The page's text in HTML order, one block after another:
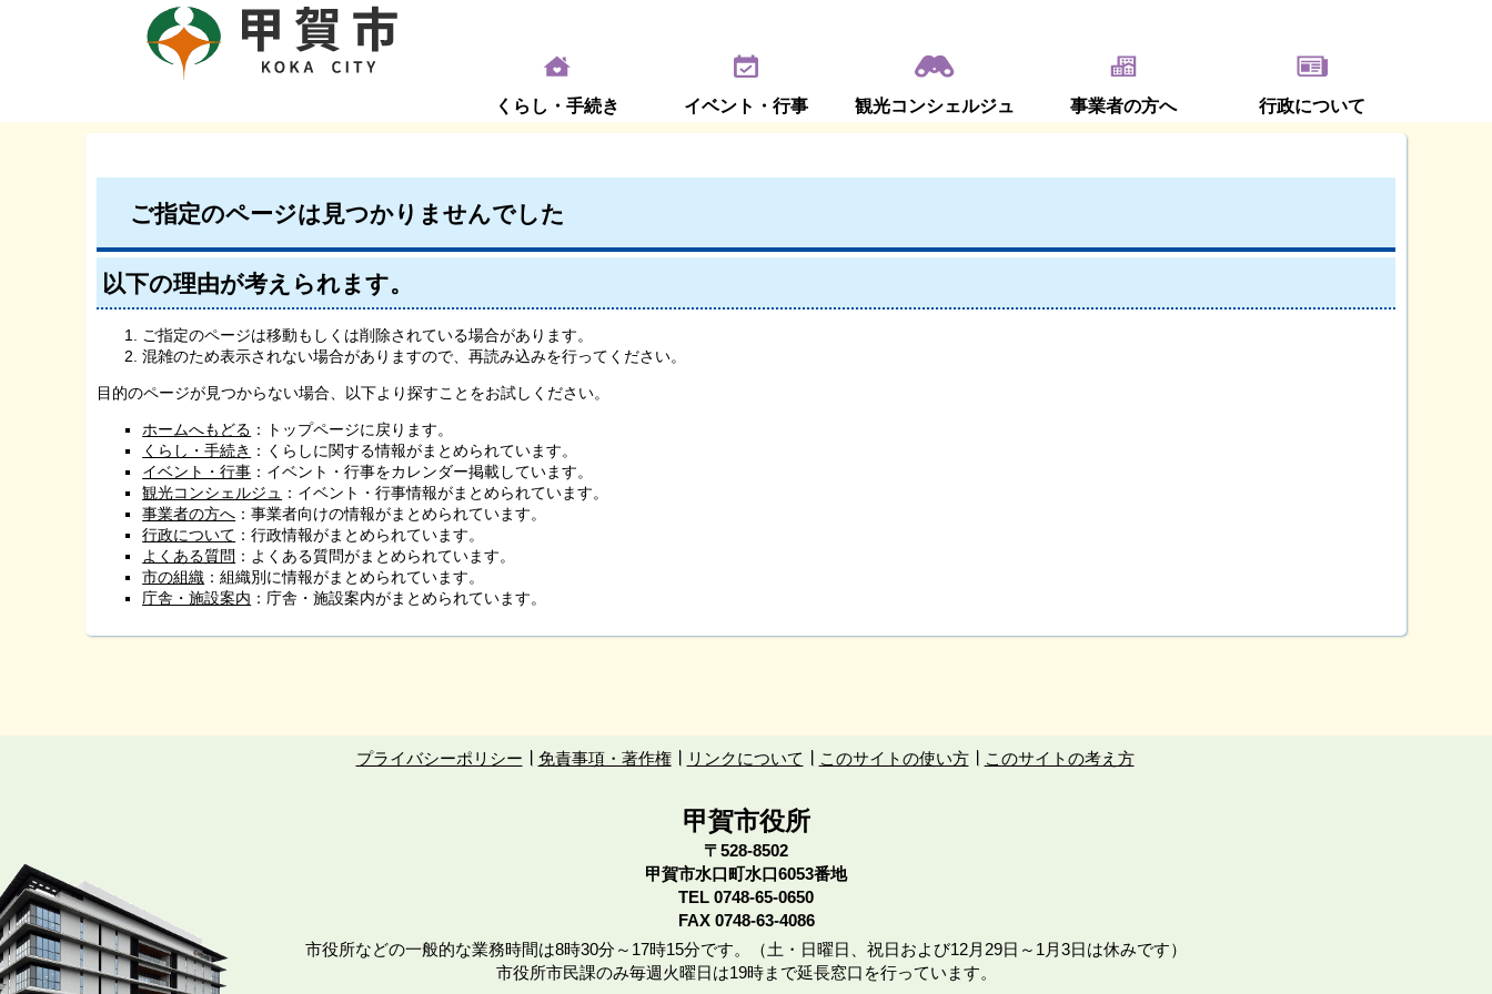
くらし・手続き イベント・行事 観光コンシェルジュ 事業者の方へ 行政について
ご指定のページは見つかりませんでした
以下の理由が考えられます。
ご指定のページは移動もしくは削除されている場合があります。
混雑のため表示されない場合がありますので、再読み込みを行ってください。
目的のページが見つからない場合、以下より探すことをお試しください。
ホームへもどる ：トップページに戻ります。
くらし・手続き ：くらしに関する情報がまとめられています。
イベント・行事 ：イベント・行事をカレンダー掲載しています。
観光コンシェルジュ ：イベント・行事情報がまとめられています。
事業者の方へ ：事業者向けの情報がまとめられています。
行政について ：行政情報がまとめられています。
よくある質問 ：よくある質問がまとめられています。
市の組織 ：組織別に情報がまとめられています。
庁舎・施設案内 ：庁舎・施設案内がまとめられています。
プライバシーポリシー 免責事項・著作権 リンクについて このサイトの使い方 このサイトの考え方
甲賀市役所
〒528-8502
甲賀市水口町水口6053番地
TEL 0748-65-0650
FAX 0748-63-4086
市役所などの一般的な業務時間は8時30分～17時15分です。（土・日曜日、祝日および12月29日～1月3日は休みです）
市役所市民課のみ毎週火曜日は19時まで延長窓口を行っています。